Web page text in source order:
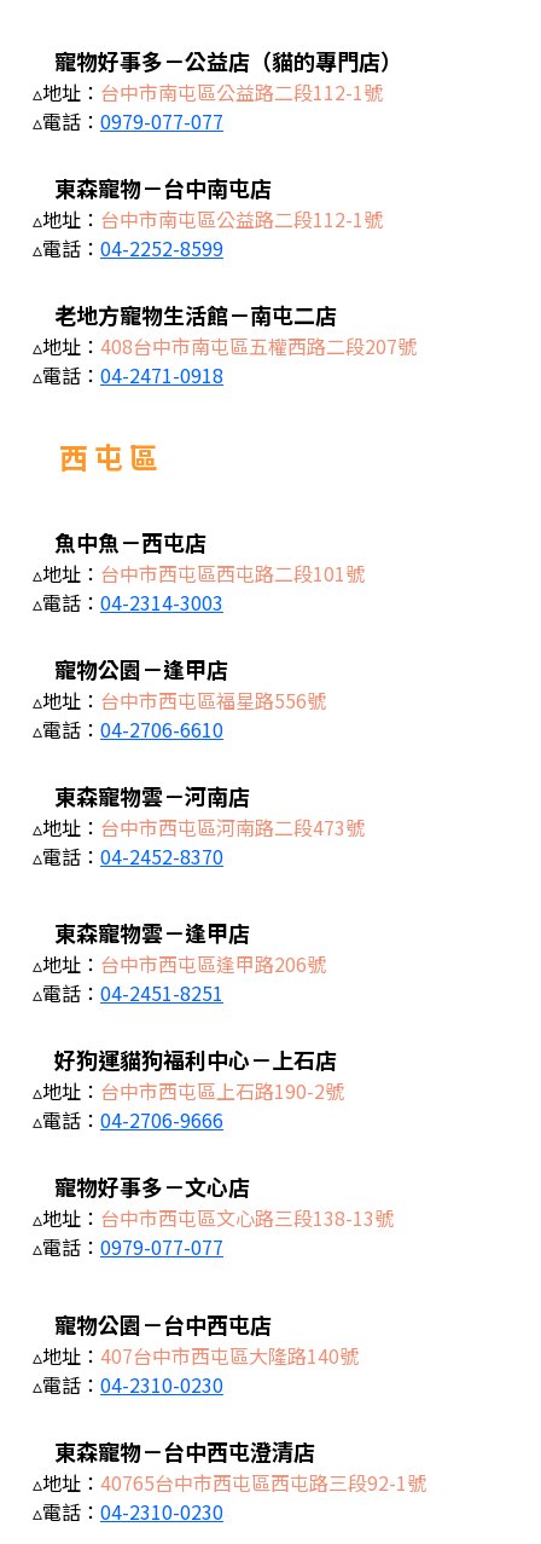
寵物好事多－公益店（貓的專門店）
▵地址： 台中市南屯區公益路二段112-1號
▵電話： 0979-077-077
東森寵物－台中南屯店
▵地址： 台中市南屯區公益路二段112-1號
▵電話： 04-2252-8599
老地方寵物生活館－南屯二店
▵地址： 408台中市南屯區五權西路二段207號
▵電話： 04-2471-0918
西 屯 區
魚中魚－西屯店
▵地址： 台中市西屯區西屯路二段101號
▵電話： 04-2314-3003
寵物公園－逢甲店
▵地址： 台中市西屯區福星路556號
▵電話： 04-2706-6610
東森寵物雲－河南店
▵地址： 台中市西屯區河南路二段473號
▵電話： 04-2452-8370
東森寵物雲－逢甲店
▵地址： 台中市西屯區逢甲路206號
▵電話： 04-2451-8251
好狗運貓狗福利中心－上石店
▵地址： 台中市西屯區上石路190-2號
▵電話： 04-2706-9666
寵物好事多－文心店
▵地址： 台中市西屯區文心路三段138-13號
▵電話： 0979-077-077
寵物公園－台中西屯店
▵地址： 407台中市西屯區大隆路140號
▵電話： 04-2310-0230
東森寵物－台中西屯澄清店
▵地址： 40765台中市西屯區西屯路三段92-1號
▵電話： 04-2310-0230